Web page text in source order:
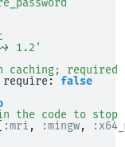
1.2'
caching;
false
the code to stop
:mri , :mingw,